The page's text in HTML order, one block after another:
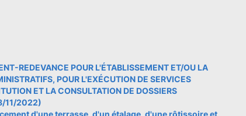
REDEVANCE POUR L'ÉTABLISSEMENT ET/OU LA
POUR L'EXÉCUTION DE SERVICES
ET LA CONSULTATION DE DOSSIERS
11/2022)
d'une terrasse, d'un étalage, d'une rôtissoire et